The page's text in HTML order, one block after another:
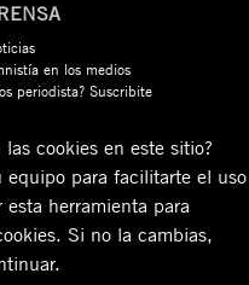
en los medios
periodista? Suscribite
cookies en este sitio?
equipo para facilitarte el uso
herramienta para
Si no la cambias,